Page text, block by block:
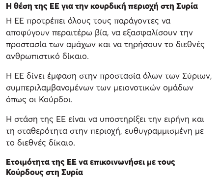
Η θέση της ΕΕ για την κουρδική περιοχή στη Συρία
Η ΕΕ προτρέπει όλους τους παράγοντες να
αποφύγουν περαιτέρω βία, να εξασφαλίσουν την
προστασία των αμάχων και να τηρήσουν το διεθνές
ανθρωπιστικό δίκαιο.
Η ΕΕ δίνει έμφαση στην προστασία όλων των Σύριων,
συμπεριλαμβανομένων των μειονοτικών ομάδων
όπως οι Κούρδοι.
Η στάση της ΕΕ είναι να υποστηρίξει την ειρήνη και
τη σταθερότητα στην περιοχή, ευθυγραμμισμένη με
το διεθνές δίκαιο.
Ετοιμότητα της ΕΕ να επικοινωνήσει με τους
Κούρδους στη Συρία